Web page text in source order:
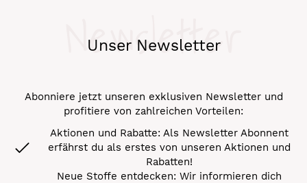
Unser Newsletter
Newsletter
Abonniere jetzt unseren exklusiven Newsletter und
profitiere von zahlreichen Vorteilen:
Aktionen und Rabatte: Als Newsletter Abonnent
erfährst du als erstes von unseren Aktionen und
Rabatten!
Neue Stoffe entdecken: Wir informieren dich